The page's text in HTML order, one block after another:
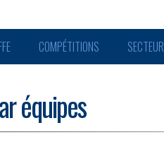
COMPÉTITIONS
équipes